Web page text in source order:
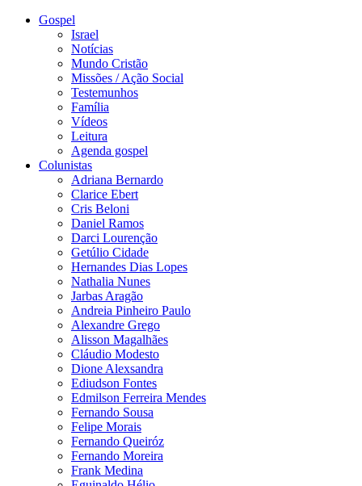
Gospel
Israel
Notícias
Mundo Cristão
Missões / Ação Social
Testemunhos
Família
Vídeos
Leitura
Agenda gospel
Colunistas
Adriana Bernardo
Clarice Ebert
Cris Beloni
Daniel Ramos
Darci Lourenção
Getúlio Cidade
Hernandes Dias Lopes
Nathalia Nunes
Jarbas Aragão
Andreia Pinheiro Paulo
Alexandre Grego
Alisson Magalhães
Cláudio Modesto
Dione Alexsandra
Ediudson Fontes
Edmilson Ferreira Mendes
Fernando Sousa
Felipe Morais
Fernando Queiróz
Fernando Moreira
Frank Medina